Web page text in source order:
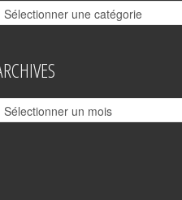
Catégories
Archives